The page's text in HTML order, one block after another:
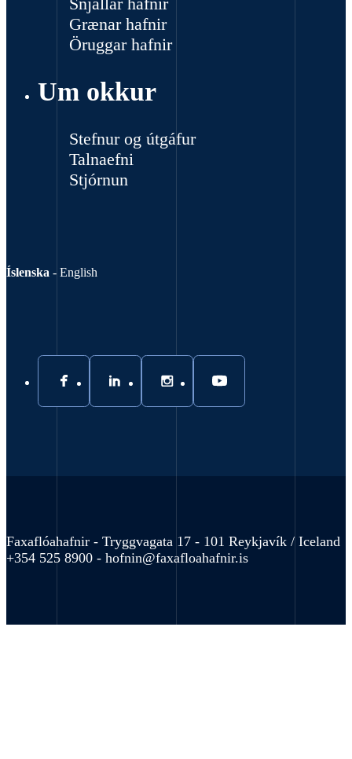
Grænar hafnir
Öruggar hafnir
Um okkur
Stefnur og útgáfur
Talnaefni
Stjórnun
Íslenska - English
Faxaflóahafnir - Tryggvagata 17 - 101 Reykjavík / Iceland
+354 525 8900 - hofnin@faxafloahafnir.is